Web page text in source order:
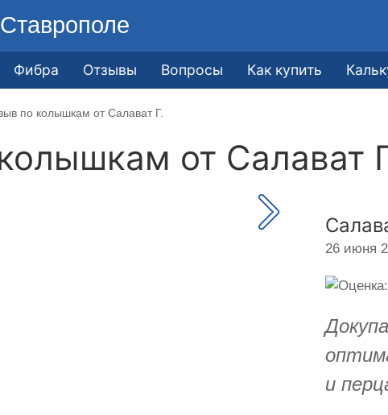
Фибра Отзывы Вопросы Как купить
по колышкам от Салават Г.
от Салават
26 июня
и